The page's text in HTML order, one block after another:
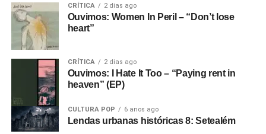
CRÍTICA 2 dias ago
Ouvimos: Women In Peril – “Don’t lose
heart”
CRÍTICA 2 dias ago
Ouvimos: I Hate It Too – “Paying rent in
heaven” (EP)
CULTURA POP 6 anos ago
Lendas urbanas históricas 8: Setealém